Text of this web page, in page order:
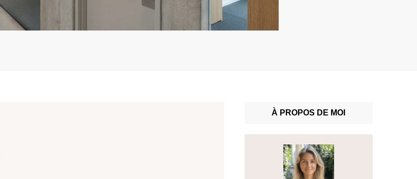
À PROPOS DE MOI